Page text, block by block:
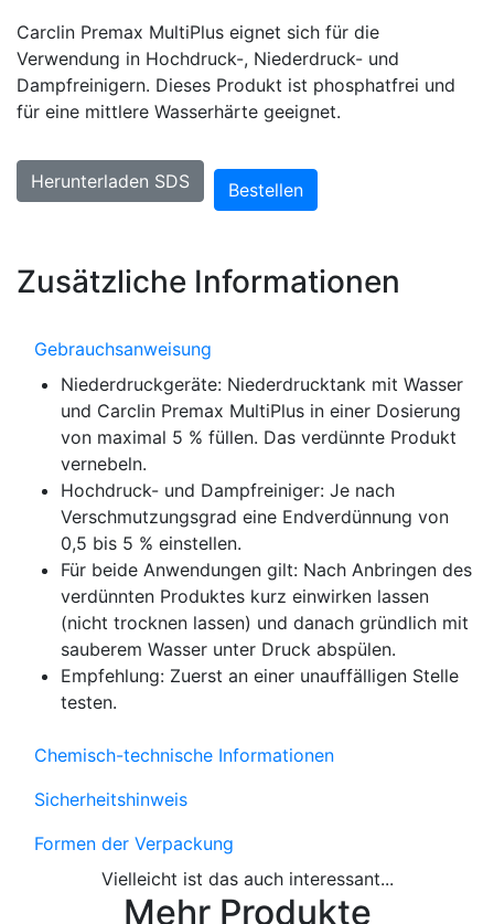
Carclin Premax MultiPlus eignet sich für die
Verwendung in Hochdruck-, Niederdruck- und
Dampfreinigern. Dieses Produkt ist phosphatfrei und
für eine mittlere Wasserhärte geeignet.
Herunterladen SDS Bestellen
Zusätzliche Informationen
Gebrauchsanweisung
Niederdruckgeräte: Niederdrucktank mit Wasser
und Carclin Premax MultiPlus in einer Dosierung
von maximal 5 % füllen. Das verdünnte Produkt
vernebeln.
Hochdruck- und Dampfreiniger: Je nach
Verschmutzungsgrad eine Endverdünnung von
0,5 bis 5 % einstellen.
Für beide Anwendungen gilt: Nach Anbringen des
verdünnten Produktes kurz einwirken lassen
(nicht trocknen lassen) und danach gründlich mit
sauberem Wasser unter Druck abspülen.
Empfehlung: Zuerst an einer unauffälligen Stelle
testen.
Chemisch-technische Informationen
Sicherheitshinweis
Formen der Verpackung
Vielleicht ist das auch interessant...
Mehr Produkte